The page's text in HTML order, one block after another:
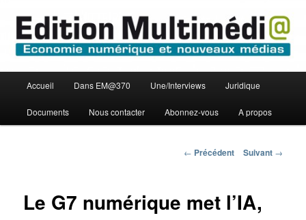
contenu
principalEdition Multimédi@
principal
Accueil Dans EM@370 Une/Interviews Juridique
Documents Nous contacter Abonnez-vous A propos
Navigation
← Précédent Suivant →
Le G7 numérique met l’IA,